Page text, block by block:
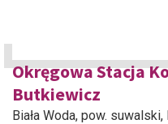
Okręgowa Stacja
Butkiewicz
Biała Woda, pow. suwalski,